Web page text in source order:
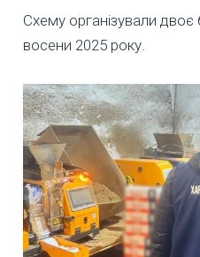
Схему організували двоє
восени 2025 року.